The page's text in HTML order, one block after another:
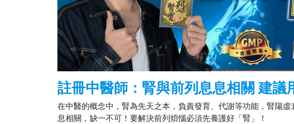
註冊中醫師：腎與前列息息相關 建議
在中醫的概念中，腎為先天之本，負責發育、代謝等功能，腎陽
息相關，缺一不可！要解決前列煩惱必須先養護好「腎」！